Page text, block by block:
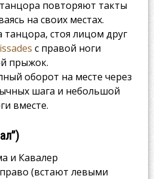
повторяют такты
на своих местах.
танцора, стоя лицом друг
с правой ноги
прыжок.
оборот на месте через
шага и небольшой
вместе.
и Кавалер
(встают левыми